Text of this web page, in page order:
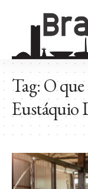
Tag:O que
Eustáquio